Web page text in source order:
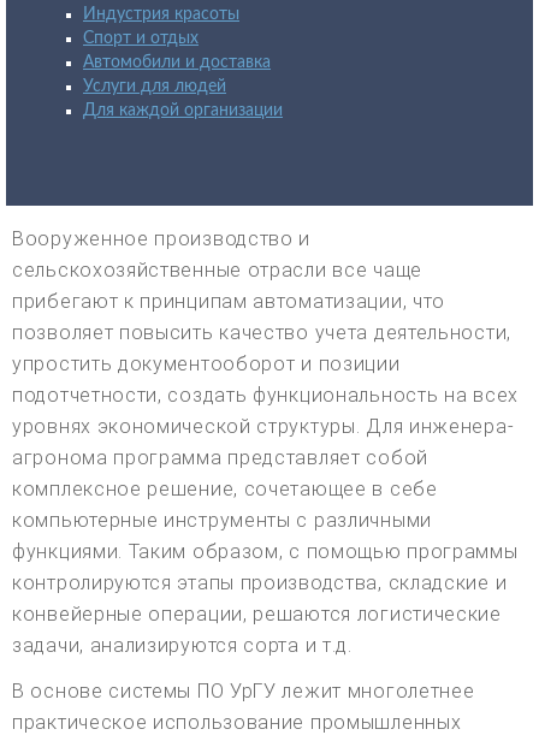
Индустрия красоты
Спорт и отдых
Автомобили и доставка
Услуги для людей
Для каждой организации
Вооруженное производство и
сельскохозяйственные отрасли все чаще
прибегают к принципам автоматизации, что
позволяет повысить качество учета деятельности,
упростить документооборот и позиции
подотчетности, создать функциональность на всех
уровнях экономической структуры. Для инженера-
агронома программа представляет собой
комплексное решение, сочетающее в себе
компьютерные инструменты с различными
функциями. Таким образом, с помощью программы
контролируются этапы производства, складские и
конвейерные операции, решаются логистические
задачи, анализируются сорта и т.д.
В основе системы ПО УрГУ лежит многолетнее
практическое использование промышленных